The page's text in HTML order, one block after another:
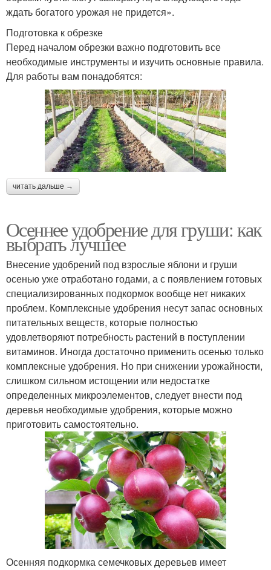
ждать богатого урожая не придется».
Подготовка к обрезке
Перед началом обрезки важно подготовить все
необходимые инструменты и изучить основные правила.
Для работы вам понадобятся:
читать дальше →
Осеннее удобрение для груши: как
выбрать лучшее
Внесение удобрений под взрослые яблони и груши
осенью уже отработано годами, а с появлением готовых
специализированных подкормок вообще нет никаких
проблем. Комплексные удобрения несут запас основных
питательных веществ, которые полностью
удовлетворяют потребность растений в поступлении
витаминов. Иногда достаточно применить осенью только
комплексные удобрения. Но при снижении урожайности,
слишком сильном истощении или недостатке
определенных микроэлементов, следует внести под
деревья необходимые удобрения, которые можно
приготовить самостоятельно.
Осенняя подкормка семечковых деревьев имеет